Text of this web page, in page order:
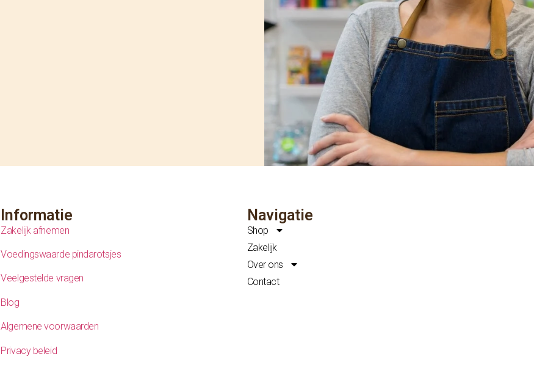
Informatie
Zakelijk afnemen
Voedingswaarde pindarotsjes
Veelgestelde vragen
Blog
Algemene voorwaarden
Privacy beleid
Navigatie
Shop
Zakelijk
Over ons
Contact